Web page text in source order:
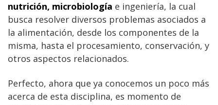
nutrición, microbiología e ingeniería, la cual
busca resolver diversos problemas asociados a
la alimentación, desde los componentes de la
misma, hasta el procesamiento, conservación, y
otros aspectos relacionados.
Perfecto, ahora que ya conocemos un poco más
acerca de esta disciplina, es momento de